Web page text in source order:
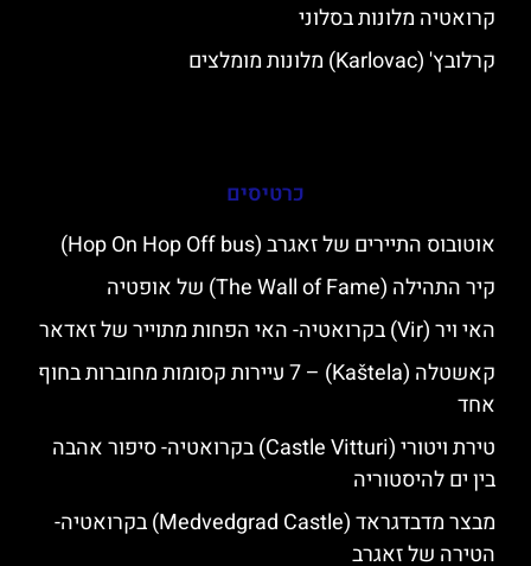
קרואטיה מלונות בסלוני
קרלובץ' (Karlovac) מלונות מומלצים
כרטיסים
אוטובוס התיירים של זאגרב (Hop On Hop Off bus)
קיר התהילה (The Wall of Fame) של אופטיה
האי ויר (Vir) בקרואטיה- האי הפחות מתוייר של זאדאר
קאשטלה (Kaštela) – 7 עיירות קסומות מחוברות בחוף
אחד
טירת ויטורי (Castle Vitturi) בקרואטיה- סיפור אהבה
בין ים להיסטוריה
מבצר מדבדגראד (Medvedgrad Castle) בקרואטיה-
הטירה של זאגרב